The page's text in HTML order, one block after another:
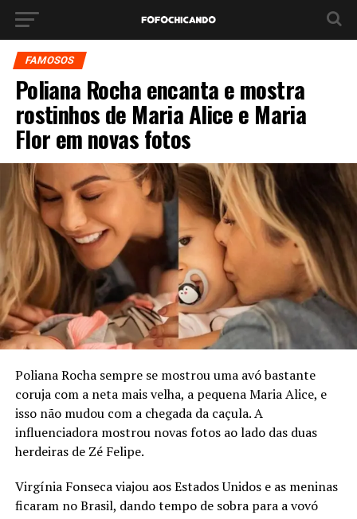
FAMOSOS
Poliana Rocha encanta e mostra
rostinhos de Maria Alice e Maria
Flor em novas fotos
Poliana Rocha sempre se mostrou uma avó bastante
coruja com a neta mais velha, a pequena Maria Alice, e
isso não mudou com a chegada da caçula. A
influenciadora mostrou novas fotos ao lado das duas
herdeiras de Zé Felipe.
Virgínia Fonseca viajou aos Estados Unidos e as meninas
ficaram no Brasil, dando tempo de sobra para a vovó